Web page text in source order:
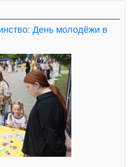
День молодёжи в